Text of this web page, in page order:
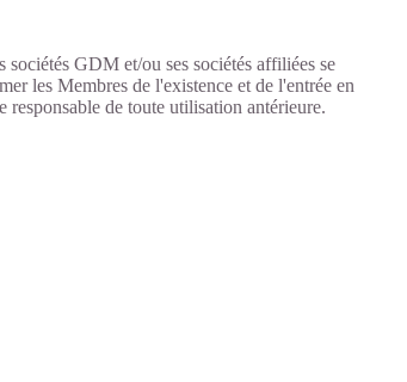
GDM et/ou ses sociétés affiliées se
les Membres de l'existence et de l'entrée en
de toute utilisation antérieure.